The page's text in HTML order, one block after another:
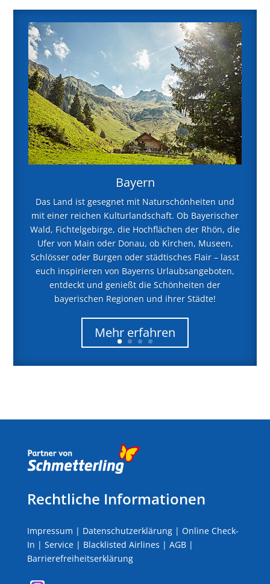
Bayern
Das Land ist gesegnet mit Naturschönheiten und
mit einer reichen Kulturlandschaft. Ob Bayerischer
Wald, Fichtelgebirge, die Hochflächen der Rhön, die
Ufer von Main oder Donau, ob Kirchen, Museen,
Schlösser oder Burgen oder städtisches Flair – lasst
euch inspirieren von Bayerns Urlaubsangeboten,
entdeckt und genießt die Schönheiten der
bayerischen Regionen und ihrer Städte!
Mehr erfahren
Rechtliche Informationen
Impressum | Datenschutzerklärung| Online Check-
In | Service| Blacklisted Airlines | AGB|
Barrierefreiheitserklärung